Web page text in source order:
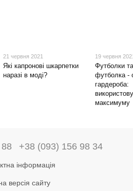
21 червня 2021
Які капронові шкарпетки
наразі в моді?
19 червня
Футболки
футболка -
гардероба:
максимуму
+38 (093) 156 98 34
інформація
версія сайту